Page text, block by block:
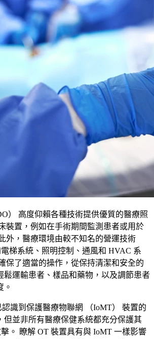
） 高度仰賴各種技術提供優質的醫療照
裝置，例如在手術期間監測患者或用於
外，醫療環境由較不知名的營運技術
電梯系統、照明控制、通風和 HVAC 系
保了適當的操作，從保持清潔和安全的
鬆運輸患者、樣品和藥物，以及調節患者
。
識到保護醫療物聯網 （IoMT） 裝置的
但並非所有醫療保健系統都充分保護其
。 瞭解 OT 裝置具有與 IoMT 一樣影響